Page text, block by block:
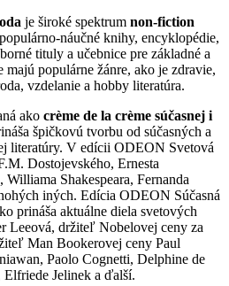
je široké spektrum non-fiction
náučné knihy, encyklopédie,
tituly a učebnice pre základné a
majú populárne žánre, ako je zdravie,
vzdelanie a hobby literatúra.
ako crème de la crème súčasnej i
špičkovú tvorbu od súčasných a
literatúry. V edícii ODEON Svetová
Dostojevského, Ernesta
Shakespeara, Fernanda
iných. Edícia ODEON Súčasná
prináša aktuálne diela svetových
Leeová, držiteľ Nobelovej ceny za
Man Bookerovej ceny Paul
Paolo Cognetti, Delphine de
Jelinek a ďalší.